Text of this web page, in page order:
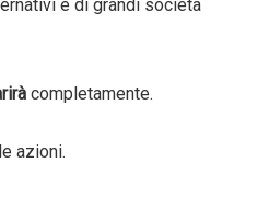
e di grandi società
completamente.
azioni.